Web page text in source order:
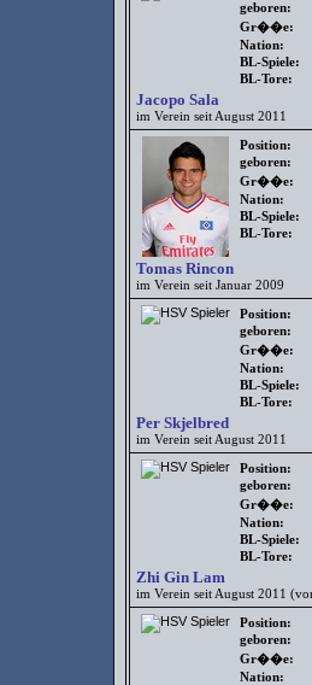
geboren:
Gr��e:
Nation:
BL-Spiele:
BL-Tore:
Jacopo Sala
im Verein seit August 2011
Position:
geboren:
Gr��e:
Nation:
BL-Spiele:
BL-Tore:
Tomas Rincon
im Verein seit Januar 2009
Position:
geboren:
Gr��e:
Nation:
BL-Spiele:
BL-Tore:
Per Skjelbred
im Verein seit August 2011
Position:
geboren:
Gr��e:
Nation:
BL-Spiele:
BL-Tore:
Zhi Gin Lam
im Verein seit August 2011
Position:
geboren:
Gr��e:
Nation: